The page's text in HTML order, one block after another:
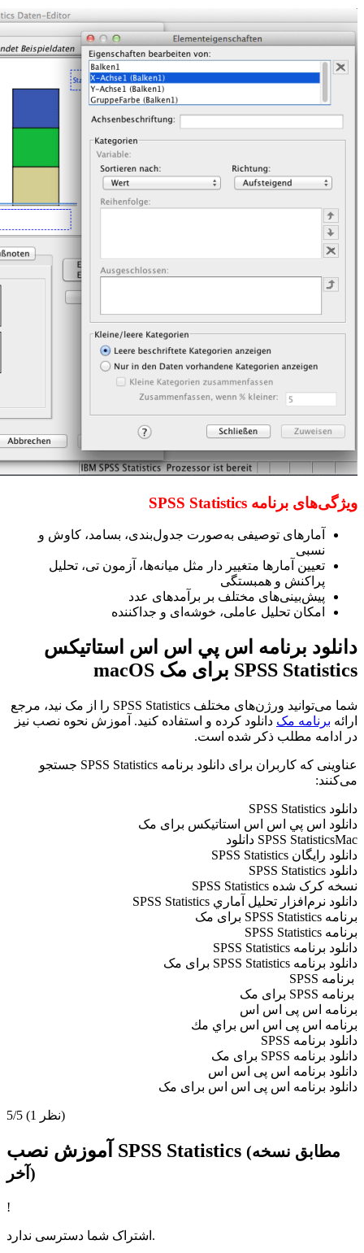
ویژگی‌های برنامه SPSS Statistics
آمار‌های توصیفی به‌صورت جدول‌بندی، بسامد، کاوش و
نسبی
تعیین آمار‌ها متغییر دار مثل میانه‌ها، آزمون تی، تحلیل
پراکنش و همبستگی
پیش‌بینی‌های مختلف بر برآمد‌های عدد
امکان تحلیل عاملی، خوشه‌ای و جداکننده
دانلود برنامه اس پي اس اس استاتيكس
SPSS Statistics برای مک macOS
شما می‌توانید ورژن‌های مختلف SPSS Statistics را از مک نید، مرجع
ارائه برنامه مک دانلود کرده و استفاده کنید. آموزش نحوه نصب نیز
در ادامه مطلب ذکر شده است.
عناوینی که کاربران برای دانلود برنامه SPSS Statistics جستجو
می‌کنند:
دانلود SPSS Statistics
دانلود اس پي اس اس استاتيكس برای مک
SPSS StatisticsMac دانلود
دانلود رایگان SPSS Statistics
دانلود SPSS Statistics
نسخه کرک شده SPSS Statistics
دانلود نرم‌افزار تحليل آماري SPSS Statistics
برنامه SPSS Statistics برای مک
برنامه SPSS Statistics
دانلود برنامه SPSS Statistics
دانلود برنامه SPSS Statistics برای مک
برنامه SPSS
برنامه SPSS برای مک
برنامه اس پی اس اس
برنامه اس پی اس اس براي مك
دانلود برنامه SPSS
دانلود برنامه SPSS برای مک
دانلود برنامه اس پی اس اس
دانلود برنامه اس پی اس اس برای مک
5/5 (1 نظر)
آموزش نصب SPSS Statistics (مطابق نسخه
آخر)
!
اشتراک شما دسترسی ندارد.